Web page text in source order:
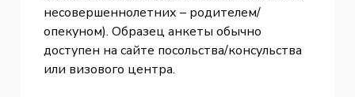
несовершеннолетних – родителем/
опекуном). Образец анкеты обычно
доступен на сайте посольства/консульства
или визового центра.